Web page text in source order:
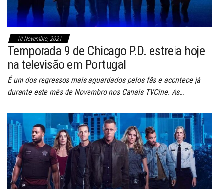
10 Novembro, 2021
Temporada 9 de Chicago P.D. estreia hoje
na televisão em Portugal
É um dos regressos mais aguardados pelos fãs e acontece já
durante este mês de Novembro nos Canais TVCine. As…